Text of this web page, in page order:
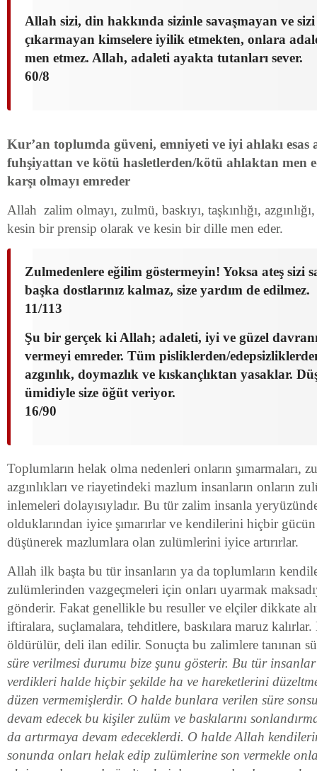
Allah sizi, din hakkında sizinle savaşmayan ve
çıkarmayan kimselere iyilik etmekten, onlara
men etmez. Allah, adaleti ayakta tutanları sever.
60/8
Kur’an toplumda güveni, emniyeti ve iyi ahlakı esas
fuhşiyattan ve kötü hasletlerden/kötü ahlaktan men
karşı olmayı emreder
Allah zalim olmayı, zulmü, baskıyı, taşkınlığı,
kesin bir prensip olarak ve kesin bir dille men eder.
Zulmedenlere eğilim göstermeyin! Yoksa ateş sizi
başka dostlarınız kalmaz, size yardım de edilmez.
11/113
Şu bir gerçek ki Allah; adaleti, iyi ve güzel
vermeyi emreder. Tüm pisliklerden/
azgınlık, doymazlık ve kıskançlıktan yasaklar.
ümidiyle size öğüt veriyor.
16/90
Toplumların helak olma nedenleri onların şımarmaları,
azgınlıkları ve riayetindeki mazlum insanların onların
inlemeleri dolayısıyladır. Bu tür zalim insanla
olduklarından iyice şımarırlar ve kendilerini hiçbir
düşünerek mazlumlara olan zulümlerini iyice artırırlar.
Allah ilk başta bu tür insanların ya da toplumların
zulümlerinden vazgeçmeleri için onları uyarmak
gönderir. Fakat genellikle bu resuller ve elçiler dikkate
iftiralara, suçlamalara, tehditlere, baskılara maruz
öldürülür, deli ilan edilir. Sonuçta bu zalimlere tanınan
süre verilmesi durumu bize şunu gösterir. Bu tür
verdikleri halde hiçbir şekilde ha ve hareketlerini
düzen vermemişlerdir. O halde bunlara verilen süre
devam edecek bu kişiler zulüm ve baskılarını
da artırmaya devam edeceklerdi. O halde Allah
sonunda onları helak edip zulümlerine son vermekle